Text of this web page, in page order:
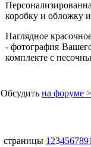
коробку и обложку
Наглядное
- фотография
комплекте с
Обсудить на форуме
страницы 1 23456789